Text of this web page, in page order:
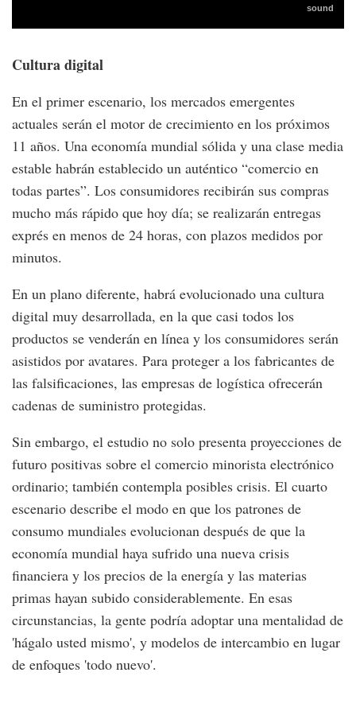
Cultura digital
En el primer escenario, los mercados emergentes
actuales serán el motor de crecimiento en los próximos
11 años. Una economía mundial sólida y una clase media
estable habrán establecido un auténtico “comercio en
todas partes”. Los consumidores recibirán sus compras
mucho más rápido que hoy día; se realizarán entregas
exprés en menos de 24 horas, con plazos medidos por
minutos.
En un plano diferente, habrá evolucionado una cultura
digital muy desarrollada, en la que casi todos los
productos se venderán en línea y los consumidores serán
asistidos por avatares. Para proteger a los fabricantes de
las falsificaciones, las empresas de logística ofrecerán
cadenas de suministro protegidas.
Sin embargo, el estudio no solo presenta proyecciones de
futuro positivas sobre el comercio minorista electrónico
ordinario; también contempla posibles crisis. El cuarto
escenario describe el modo en que los patrones de
consumo mundiales evolucionan después de que la
economía mundial haya sufrido una nueva crisis
financiera y los precios de la energía y las materias
primas hayan subido considerablemente. En esas
circunstancias, la gente podría adoptar una mentalidad de
'hágalo usted mismo', y modelos de intercambio en lugar
de enfoques 'todo nuevo'.